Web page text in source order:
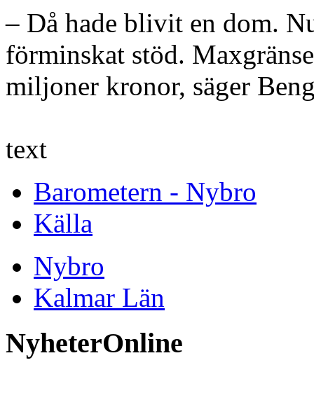
– Då hade blivit en dom.
förminskat stöd.
miljoner kronor, säger
text
Barometern - Nybro
Källa
Nybro
Kalmar Län
NyheterOnline